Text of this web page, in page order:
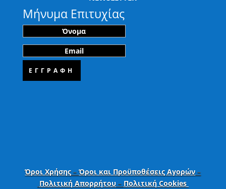
Μήνυμα Επιτυχίας
ΕΓΓΡΑΦΗ
Όροι Χρήσης –Όροι και Προϋποθέσεις Αγορών–
Πολιτική Απορρήτου– Πολιτική Cookies